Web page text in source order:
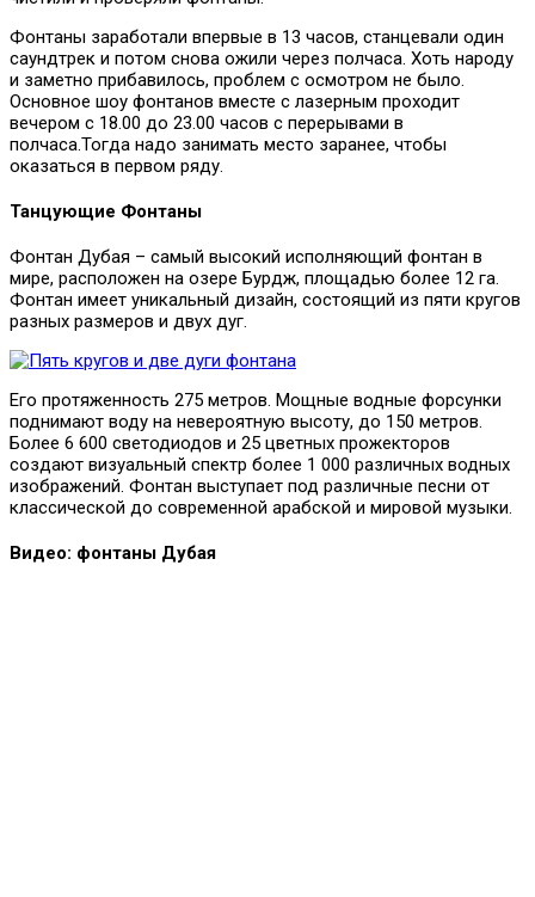
Фонтаны заработали впервые в 13 часов, станцевали один
саундтрек и потом снова ожили через полчаса. Хоть народу
и заметно прибавилось, проблем с осмотром не было.
Основное шоу фонтанов вместе с лазерным проходит
вечером с 18.00 до 23.00 часов с перерывами в
полчаса.Тогда надо занимать место заранее, чтобы
оказаться в первом ряду.
Танцующие Фонтаны
Фонтан Дубая – самый высокий исполняющий фонтан в
мире, расположен на озере Бурдж, площадью более 12 га.
Фонтан имеет уникальный дизайн, состоящий из пяти кругов
разных размеров и двух дуг.
Его протяженность 275 метров. Мощные водные форсунки
поднимают воду на невероятную высоту, до 150 метров.
Более 6 600 светодиодов и 25 цветных прожекторов
создают визуальный спектр более 1 000 различных водных
изображений. Фонтан выступает под различные песни от
классической до современной арабской и мировой музыки.
Видео: фонтаны Дубая